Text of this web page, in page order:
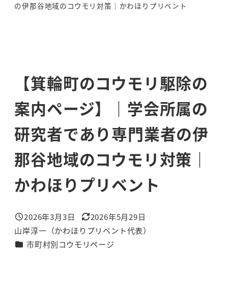
の伊那谷地域のコウモリ対策｜かわほりプリベント
【箕輪町のコウモリ駆除の
案内ページ】｜学会所属の
研究者であり専門業者の伊
那谷地域のコウモリ対策｜
かわほりプリベント
投稿日
2026年3月3日
更新日
2026年5月29日
著
者
山岸淳一（かわほりプリベント代表）
カテゴリー
市町村別コウモリページ